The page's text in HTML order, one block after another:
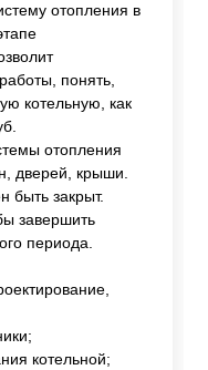
отопления в
понять,
котельную, как
отопления
дверей, крыши.
быть закрыт.
завершить
периода.
котельной;